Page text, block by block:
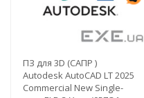
ПЗ для 3D (САПР )
Autodesk AutoCAD LT 2025
Commercial New Single-